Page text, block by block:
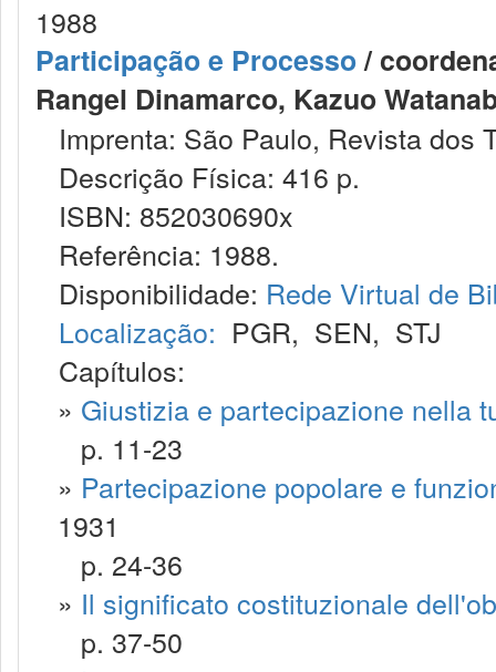
1988
Participação e Processo/
Rangel Dinamarco, Kazuo
Imprenta: São Paulo, Revista dos
Descrição Física: 416 p.
ISBN: 852030690x
Referência: 1988.
Disponibilidade: Rede Virtual de
Localização: PGR, SEN, STJ
Capítulos:
» Giustizia e partecipazione nella
p. 11-23
» Partecipazione popolare e
1931
p. 24-36
» Il significato costituzionale
p. 37-50